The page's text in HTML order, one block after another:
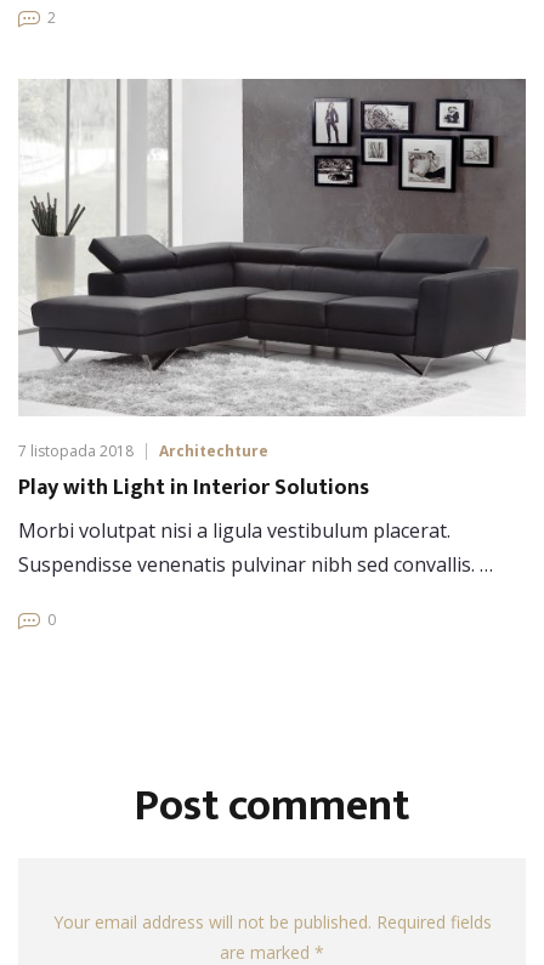
2
7 listopada 2018 Architechture
Play with Light in Interior Solutions
Morbi volutpat nisi a ligula vestibulum placerat.
Suspendisse venenatis pulvinar nibh sed convallis. …
0
Post comment
Your email address will not be published. Required fields
are marked *